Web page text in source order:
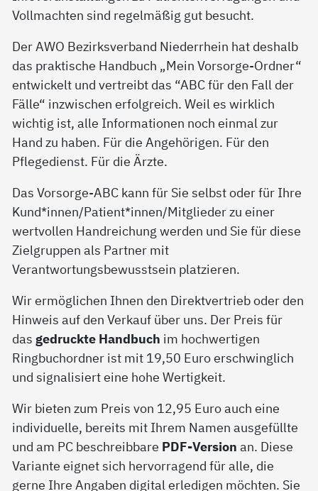
Vollmachten sind regelmäßig gut besucht.
Der AWO Bezirksverband Niederrhein hat deshalb
das praktische Handbuch „Mein Vorsorge-Ordner“
entwickelt und vertreibt das “ABC für den Fall der
Fälle“ inzwischen erfolgreich. Weil es wirklich
wichtig ist, alle Informationen noch einmal zur
Hand zu haben. Für die Angehörigen. Für den
Pflegedienst. Für die Ärzte.
Das Vorsorge-ABC kann für Sie selbst oder für Ihre
Kund*innen/Patient*innen/Mitglieder zu einer
wertvollen Handreichung werden und Sie für diese
Zielgruppen als Partner mit
Verantwortungsbewusstsein platzieren.
Wir ermöglichen Ihnen den Direktvertrieb oder den
Hinweis auf den Verkauf über uns. Der Preis für
das gedruckte Handbuch im hochwertigen
Ringbuchordner ist mit 19,50 Euro erschwinglich
und signalisiert eine hohe Wertigkeit.
Wir bieten zum Preis von 12,95 Euro auch eine
individuelle, bereits mit Ihrem Namen ausgefüllte
und am PC beschreibbare PDF-Version an. Diese
Variante eignet sich hervorragend für alle, die
gerne Ihre Angaben digital erledigen möchten. Sie